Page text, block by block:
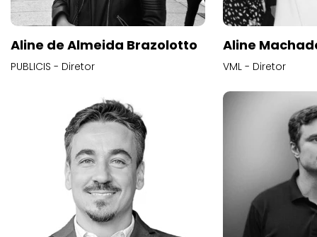
Aline de Almeida Brazolotto
PUBLICIS - Diretor
Aline
VML - Diretor